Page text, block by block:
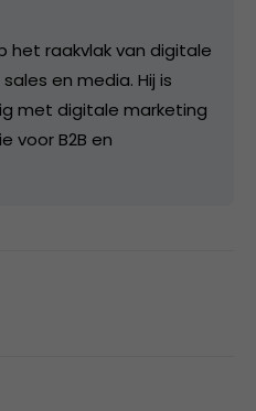
het raakvlak van digitale
en media. Hij is
met digitale marketing
voor B2B en